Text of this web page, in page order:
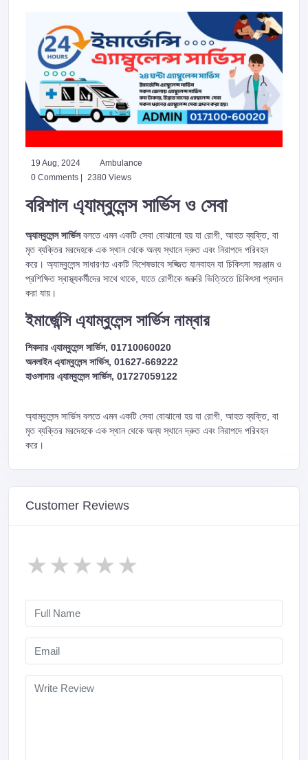
19 Aug, 2024
Ambulance
0 Comments | 2380 Views
বরিশাল এ্যাম্বুলেন্স সার্ভিস ও সেবা
অ্যাম্বুলেন্স সার্ভিসবলতে এমন একটি সেবা বোঝানো হয় যা রোগী, আহত ব্যক্তি, বা
মৃত ব্যক্তির মরদেহকে এক স্থান থেকে অন্য স্থানে দ্রুত এবং নিরাপদে পরিবহন
করে। অ্যাম্বুলেন্স সাধারণত একটি বিশেষভাবে সজ্জিত যানবাহন যা চিকিৎসা সরঞ্জাম ও
প্রশিক্ষিত স্বাস্থ্যকর্মীদের সাথে থাকে, যাতে রোগীকে জরুরি ভিত্তিতে চিকিৎসা প্রদান
করা যায়।
ইমার্জেন্সি এ্যাম্বুলেন্স সার্ভিস নাম্বার
শিকদার এ্যাম্বুলেন্স সার্ভিস, 01710060020
অনলাইন এ্যাম্বুলেন্স সার্ভিস, 01627-669222
হাওলাদার এ্যাম্বুলেন্স সার্ভিস, 01727059122
অ্যাম্বুলেন্স সার্ভিস বলতে এমন একটি সেবা বোঝানো হয় যা রোগী, আহত ব্যক্তি, বা
মৃত ব্যক্তির মরদেহকে এক স্থান থেকে অন্য স্থানে দ্রুত এবং নিরাপদে পরিবহন
করে।
Customer Reviews
★
★
★
★
★